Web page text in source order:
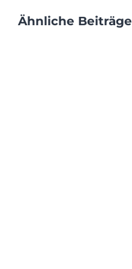
Ähnliche Beiträge